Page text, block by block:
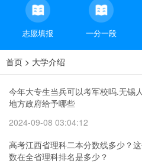
志愿填报 一分一段
首页 > 大学介绍
今年大专生当兵可以考军校吗.无锡
地方政府给予哪些
2024-09-08 03:04:12
高考江西省理科二本分数线多少？
数在全省理科排名是多少？